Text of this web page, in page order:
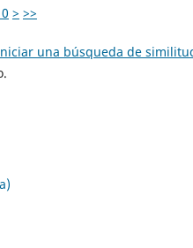
> >>
una búsqueda de